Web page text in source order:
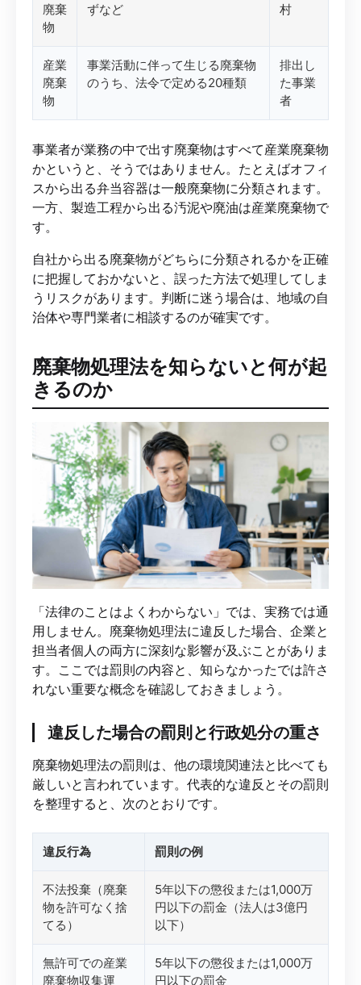
廃棄
物
ずなど
村
産業
廃棄
物
事業活動に伴って生じる廃棄物
のうち、法令で定める20種類
排出し
た事業
者
事業者が業務の中で出す廃棄物はすべて産業廃棄物
かというと、そうではありません。たとえばオフィ
スから出る弁当容器は一般廃棄物に分類されます。
一方、製造工程から出る汚泥や廃油は産業廃棄物で
す。
自社から出る廃棄物がどちらに分類されるかを正確
に把握しておかないと、誤った方法で処理してしま
うリスクがあります。判断に迷う場合は、地域の自
治体や専門業者に相談するのが確実です。
廃棄物処理法を知らないと何が起
きるのか
「法律のことはよくわからない」では、実務では通
用しません。廃棄物処理法に違反した場合、企業と
担当者個人の両方に深刻な影響が及ぶことがありま
す。ここでは罰則の内容と、知らなかったでは許さ
れない重要な概念を確認しておきましょう。
違反した場合の罰則と行政処分の重さ
廃棄物処理法の罰則は、他の環境関連法と比べても
厳しいと言われています。代表的な違反とその罰則
を整理すると、次のとおりです。
違反行為 罰則の例
不法投棄（廃棄
物を許可なく捨
てる）
5年以下の懲役または1,000万
円以下の罰金（法人は3億円
以下）
無許可での産業
廃棄物収集運
5年以下の懲役または1,000万
円以下の罰金